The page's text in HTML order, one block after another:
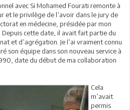
avec Si Mohamed Fourati remonte à
et le privilège de l’avoir dans le jury de
en médecine, présidée par mon
cette date, il avait fait partie du
et d’agrégation. Je l’ai vraiment connu
son équipe dans son nouveau service à
date du début de ma collaboration
Cela
m’avait
permis